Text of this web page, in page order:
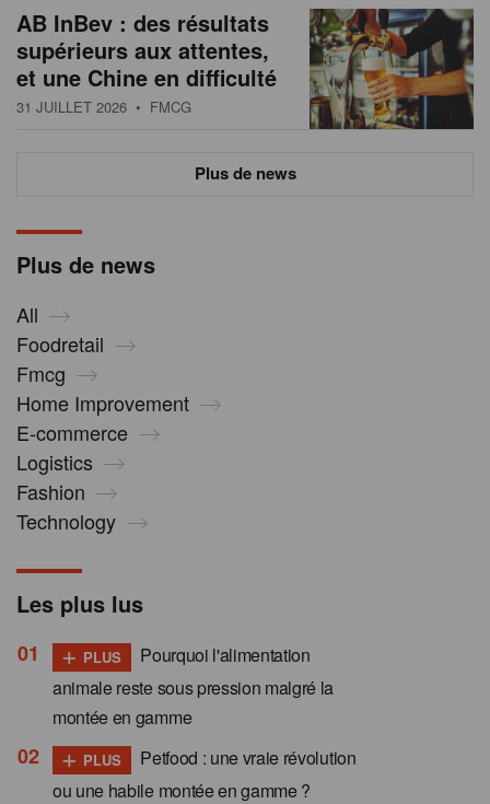
Plus de news
All
Foodretail
Fmcg
Home Improvement
E-commerce
Logistics
Fashion
Technology
AB InBev : des résultats
supérieurs aux attentes,
et une Chine en difficulté
31 JUILLET 2026 • FMCG
Plus de news
Les plus lus
+ PLUS
Pourquoi l'alimentation
animale reste sous pression malgré la
montée en gamme
+ PLUS
Petfood : une vraie révolution
ou une habile montée en gamme ?